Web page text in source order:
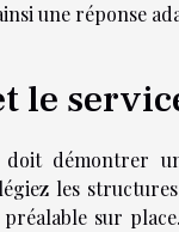
une réponse
le
démontrer
les
sur